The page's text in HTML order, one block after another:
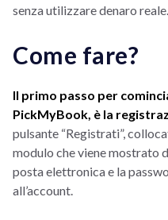
senza utilizzare denaro reale.
Come fare?
Il primo passo per
PickMyBook, è la
pulsante “Registrati”,
modulo che viene mostrato
posta elettronica e la
all’account.